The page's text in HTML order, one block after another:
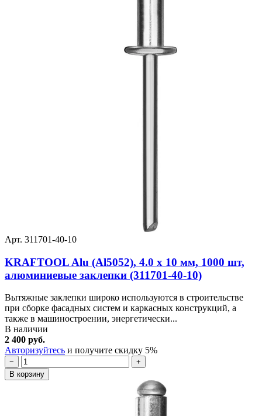
Арт. 311701-40-10
KRAFTOOL Alu (Al5052), 4.0 x 10 мм, 1000 шт,
алюминиевые заклепки (311701-40-10)
Вытяжные заклепки широко используются в строительстве
при сборке фасадных систем и каркасных конструкций, а
также в машиностроении, энергетически...
В наличии
2 400 руб.
Авторизуйтесь и получите скидку 5%
−
+
В корзину